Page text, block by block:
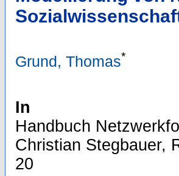
Grund, Thomas*
In
Handbuch
Christian Stegbauer,
20